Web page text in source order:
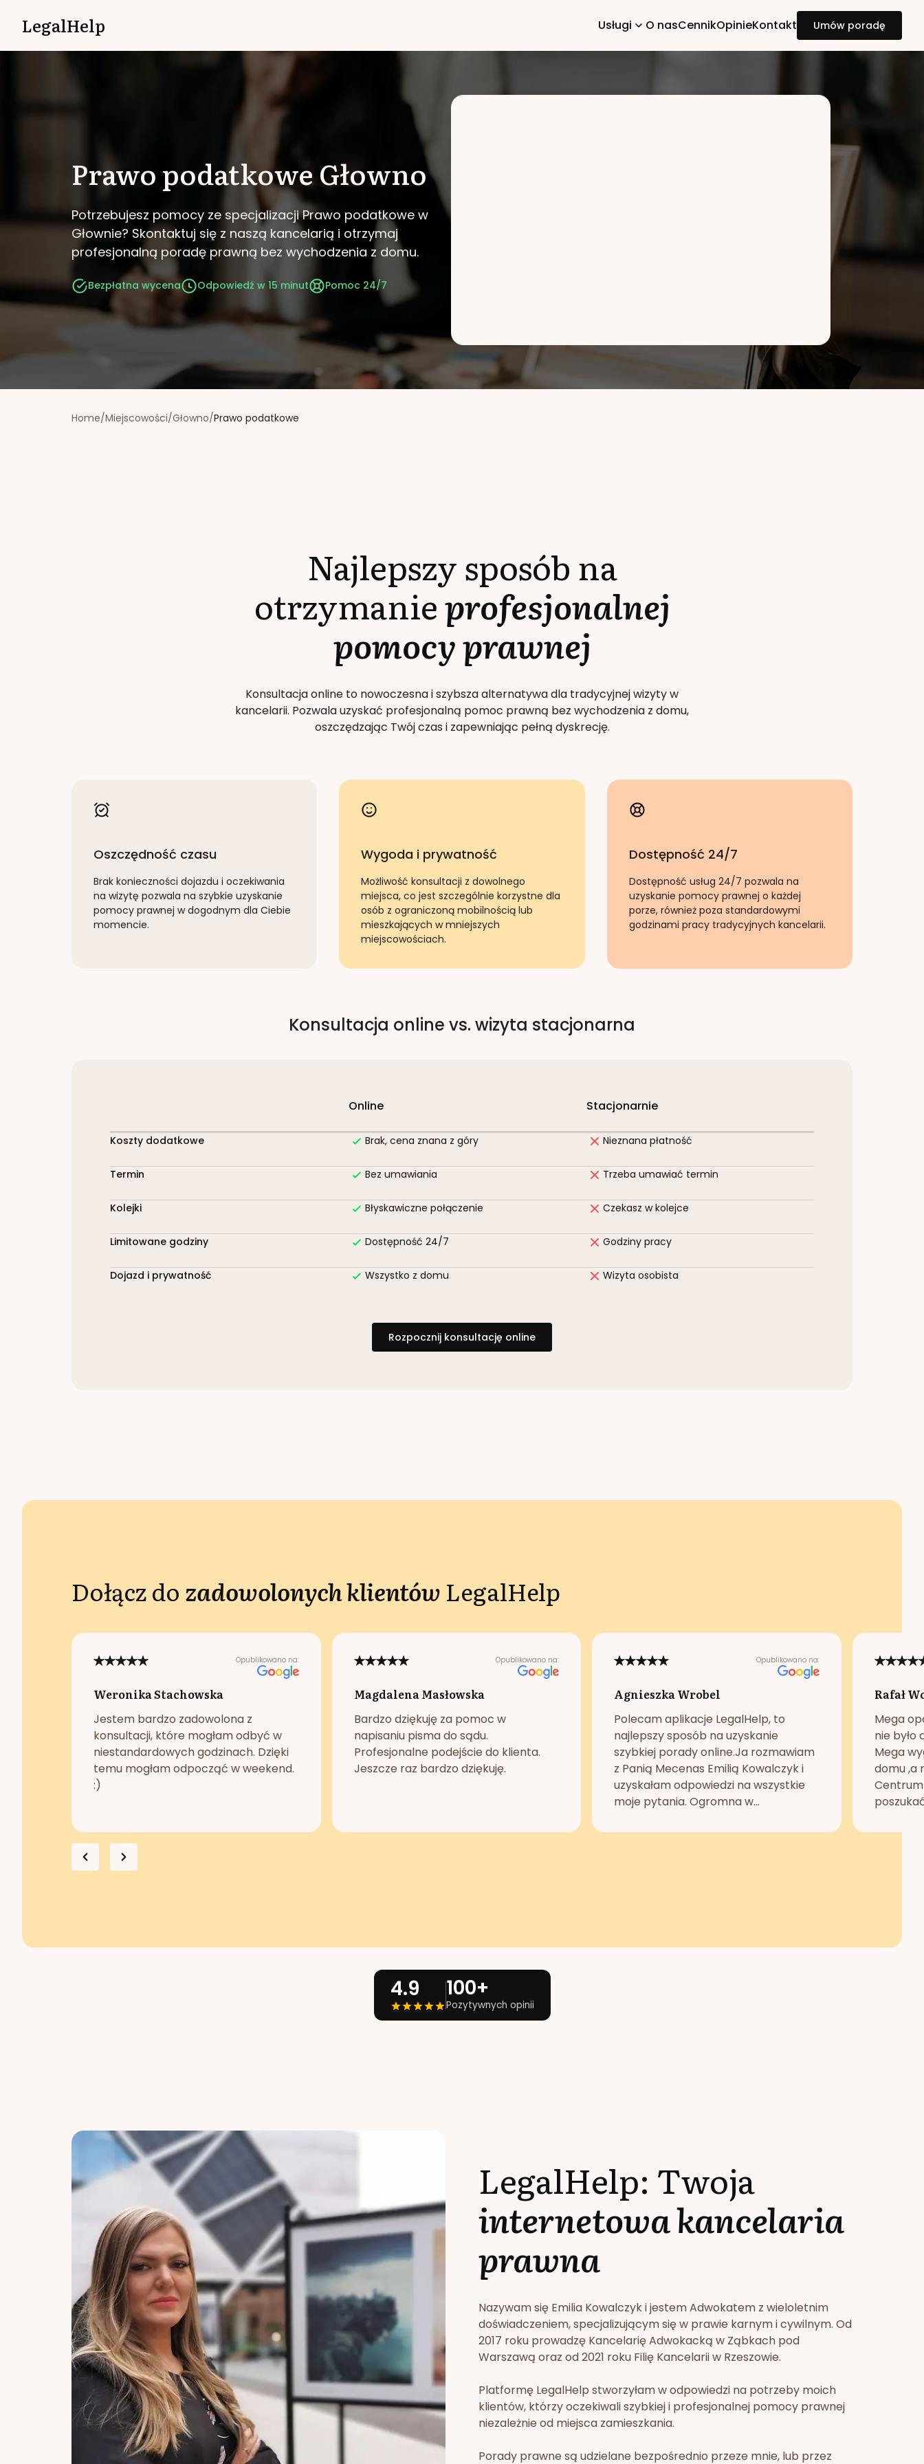
LegalHelp Usługi O nasCennikOpinieKontakt Umów poradę
Prawo podatkoweGłowno
Potrzebujesz pomocy ze specjalizacji Prawo podatkowe w
Głownie? Skontaktuj się z naszą kancelarią i otrzymaj
profesjonalną poradę prawną bez wychodzenia z domu.
Bezpłatna wycena Odpowiedź w 15 minut Pomoc 24/7
Home/Miejscowości/Głowno/Prawo podatkowe
Najlepszy sposób na
otrzymanieprofesjonalnej
pomocy prawnej
Konsultacja online to nowoczesna i szybsza alternatywa dla tradycyjnej wizyty w
kancelarii. Pozwala uzyskać profesjonalną pomoc prawną bez wychodzenia z domu,
oszczędzając Twój czas i zapewniając pełną dyskrecję.
Oszczędność czasu
Brak konieczności dojazdu i oczekiwania
na wizytę pozwala na szybkie uzyskanie
pomocy prawnej w dogodnym dla Ciebie
momencie.
Wygoda i prywatność
Możliwość konsultacji z dowolnego
miejsca, co jest szczególnie korzystne dla
osób z ograniczoną mobilnością lub
mieszkających w mniejszych
miejscowościach.
Dostępność 24/7
Dostępność usług 24/7 pozwala na
uzyskanie pomocy prawnej o każdej
porze, również poza standardowymi
godzinami pracy tradycyjnych kancelarii.
Konsultacja online vs. wizyta stacjonarna
Online Stacjonarnie
Koszty dodatkowe Brak, cena znana z góry Nieznana płatność
Termin Bez umawiania Trzeba umawiać termin
Kolejki Błyskawiczne połączenie Czekasz w kolejce
Limitowane godziny Dostępność 24/7 Godziny pracy
Dojazd i prywatność Wszystko z domu Wizyta osobista
Rozpocznij konsultację online
Dołącz do zadowolonych klientów LegalHelp
Opublikowano na:
Weronika Stachowska
Jestem bardzo zadowolona z
konsultacji, które mogłam odbyć w
niestandardowych godzinach. Dzięki
temu mogłam odpocząć w weekend.
:)
Opublikowano na:
Magdalena Masłowska
Bardzo dziękuję za pomoc w
napisaniu pisma do sądu.
Profesjonalne podejście do klienta.
Jeszcze raz bardzo dziękuję.
Opublikowano na:
Agnieszka Wrobel
Polecam aplikacje LegalHelp, to
najlepszy sposób na uzyskanie
szybkiej porady online.Ja rozmawiam
z Panią Mecenas Emilią Kowalczyk i
uzyskałam odpowiedzi na wszystkie
moje pytania. Ogromna w...
Rafał
Mega
nie było
Mega
domu ,a
4.9 100+
Pozytywnych opinii
LegalHelp: Twoja
internetowa kancelaria
prawna
Nazywam się Emilia Kowalczyk i jestem Adwokatem z wieloletnim
doświadczeniem, specjalizującym się w prawie karnym i cywilnym. Od
2017 roku prowadzę Kancelarię Adwokacką w Ząbkach pod
Warszawą oraz od 2021 roku Filię Kancelarii w Rzeszowie.
Platformę LegalHelp stworzyłam w odpowiedzi na potrzeby moich
klientów, którzy oczekiwali szybkiej i profesjonalnej pomocy prawnej
niezależnie od miejsca zamieszkania.
Porady prawne są udzielane bezpośrednio przeze mnie, lub przez